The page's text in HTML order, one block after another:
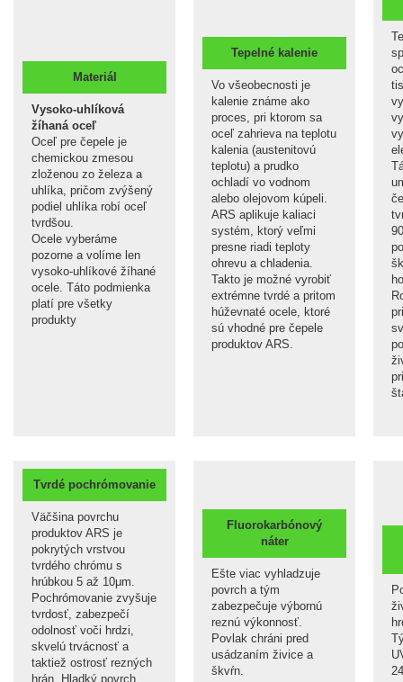
Materiál
Vysoko-uhlíková
žíhaná oceľ
Oceľ pre čepele je
chemickou zmesou
zloženou zo železa a
uhlíka, pričom zvýšený
podiel uhlíka robí oceľ
tvrdšou.
Ocele vyberáme
pozorne a volíme len
vysoko-uhlíkové žíhané
ocele. Táto podmienka
platí pre všetky
produkty
Tepelné kalenie
Vo všeobecnosti je
kalenie známe ako
proces, pri ktorom sa
oceľ zahrieva na teplotu
kalenia (austenitovú
teplotu) a prudko
ochladí vo vodnom
alebo olejovom kúpeli.
ARS aplikuje kaliaci
systém, ktorý veľmi
presne riadi teploty
ohrevu a chladenia.
Takto je možné vyrobiť
extrémne tvrdé a pritom
húževnaté ocele, ktoré
sú vhodné pre čepele
produktov ARS.
Tvrdé pochrómovanie
Väčšina povrchu
produktov ARS je
pokrytých vrstvou
tvrdého chrómu s
hrúbkou 5 až 10μm.
Pochrómovanie zvyšuje
tvrdosť, zabezpečí
odolnosť voči hrdzi,
skvelú trvácnosť a
taktiež ostrosť rezných
hrán. Hladký povrch
Fluorokarbónový
náter
Ešte viac vyhladzuje
povrch a tým
zabezpečuje výbornú
reznú výkonnosť.
Povlak chráni pred
usádzaním živice a
škvŕn.